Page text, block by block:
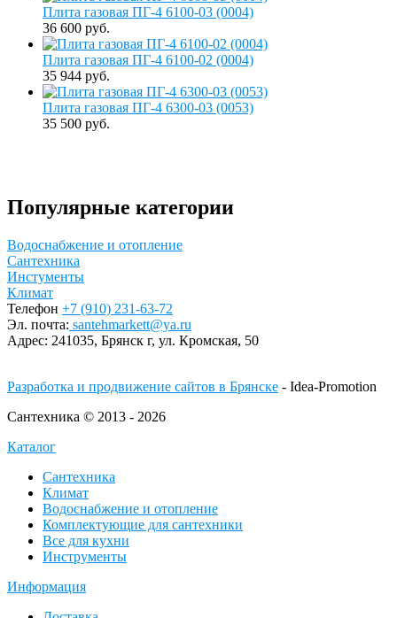
Плита газовая ПГ-4 6100-03 (0004)
36 600 руб.
Плита газовая ПГ-4 6100-02 (0004)
35 944 руб.
Плита газовая ПГ-4 6300-03 (0053)
35 500 руб.
Популярные категории
Водоснабжение и отопление
Сантехника
Инстументы
Климат
Телефон +7 (910) 231-63-72
Эл. почта: santehmarkett@ya.ru
Адрес: 241035, Брянск г, ул. Кромская, 50
Разработка и продвижение сайтов в Брянске - Idea-Promotion
Сантехника © 2013 - 2026
Каталог
Сантехника
Климат
Водоснабжение и отопление
Комплектующие для сантехники
Все для кухни
Инструменты
Информация